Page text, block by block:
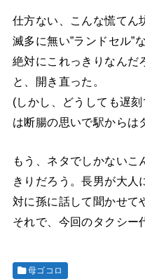
仕方ない、こんな慌てん
滅多に無い”ランドセル”
絶対にこれっきりなんだ
と、開き直った。
(しかし、どうしても遅
は断腸の思いで駅からは
もう、ネタでしかないこ
きりだろう。長男が大人
対に孫に話して聞かせて
それで、今回のタクシー
母ゴコロ